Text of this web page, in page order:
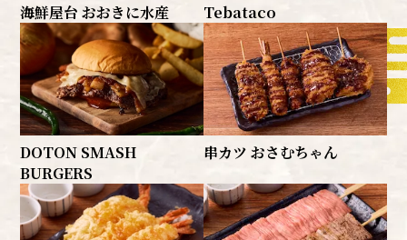
海鮮屋台 おおきに水産 Tebataco
DOTON SMASH
BURGERS
串カツ おさむちゃん